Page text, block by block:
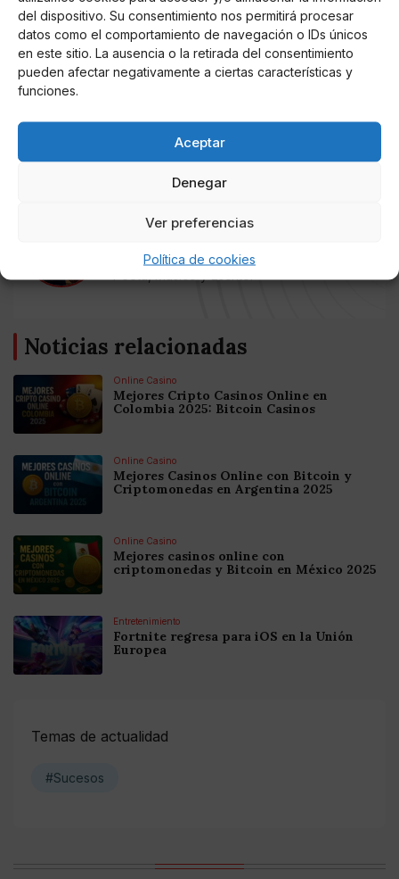
del dispositivo. Su consentimiento nos permitirá procesar
datos como el comportamiento de navegación o IDs únicos
en este sitio. La ausencia o la retirada del consentimiento
pueden afectar negativamente a ciertas características y
funciones.
Aceptar
Denegar
Ver preferencias
Política de cookies
desmentir o confirmar las informaciones que sacan
sobre ellos, pero en esta ocasión ha querido aclarar el
punto para evitarle sufrimiento aAdara:"decidimos
que todo lo que fuera de la relación nos lo íbamos a
corriente".
VecoVet
Médico Veterinario, Profesor universitario,
Noticias relacionadas
Online Casino
Mejores Cripto Casinos Online en
Colombia 2025: Bitcoin Casinos
Online Casino
Mejores Casinos Online con Bitcoin y
Criptomonedas en Argentina 2025
Online Casino
Mejores casinos online con
criptomonedas y Bitcoin en México 2025
Entretenimiento
Fortnite regresa para iOS en la Unión
Europea
Temas de actualidad
#Sucesos